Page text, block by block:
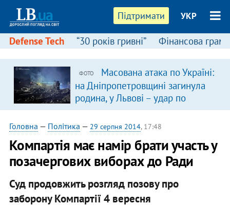
Підтримати УКР
Defense Tech “30 років гривні” Фінансова
ФОТО
Масована атака по Україні:
на Дніпропетровщині загинула
родина, у Львові – удар по
багатоповерхівках
(доповнюється)
Головна — Політика — 29 серпня 2014, 17:48
Компартія має намір брати участь у
позачергових виборах до Ради
Суд продовжить розгляд позову про
заборону Компартії 4 вересня